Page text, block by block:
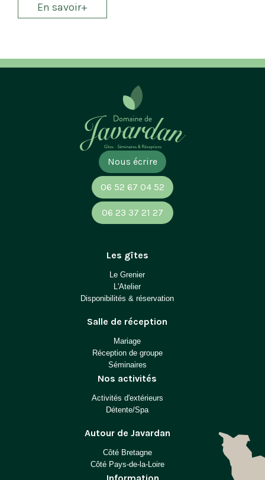
En savoir+
Nous écrire
06 52 67 04 52
06 23 37 21 27
Les gîtes
Le Grenier
L'Atelier
Disponibilités & réservation
Salle de réception
Mariage
Réception de groupe
Séminaires
Nos activités
Activités d'extérieurs
Détente/Spa
Autour de Javardan
Côté Bretagne
Côté Pays-de-la-Loire
Information